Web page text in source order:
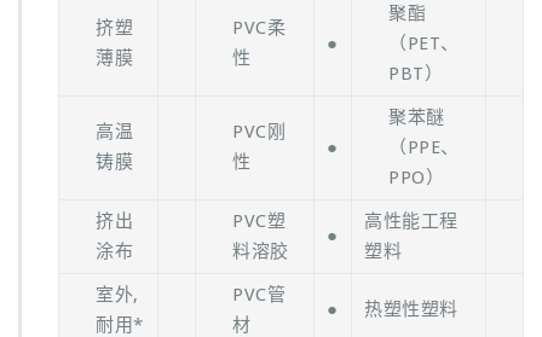
挤塑
薄膜
PVC柔
性
●
聚酯
（PET、
PBT）
高温
铸膜
PVC刚
性
●
聚苯醚
（PPE、
PPO）
挤出
涂布
PVC塑
料溶胶
●
高性能工程
塑料
室外,
耐用*
PVC管
材
● 热塑性塑料